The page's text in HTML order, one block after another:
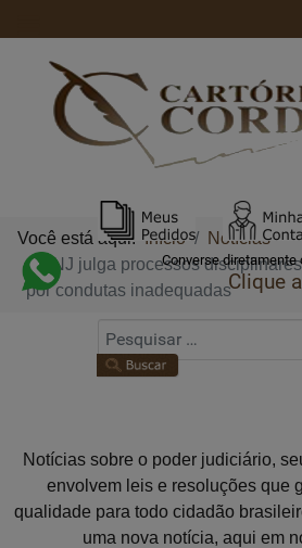
Converse diretamente
Clique
Você está aqui:Início
Notícias
CNJ julga processos
por condutas inadequadas
FIQUE POR
Notícias sobre o poder judiciário,
envolvem leis e resoluções que
qualidade para todo cidadão
uma nova notícia, aqui em